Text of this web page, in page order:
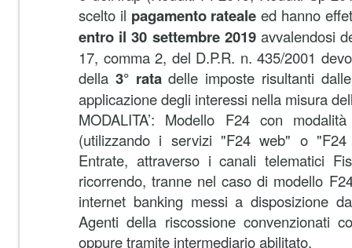
scelto il pagamento rateale ed hanno
entro il 30 settembre 2019avvalendosi
17, comma 2, del D.P.R. n. 435/2001
della 3° ratadelle imposte risultanti
applicazione degli interessi nella misura
MODALITA’: Modello F24 con modalità
(utilizzando i servizi "F24 web" o "F24
Entrate, attraverso i canali telematici
ricorrendo, tranne nel caso di modello
internet banking messi a disposizione
Agenti della riscossione convenzionati
oppure tramite intermediario abilitato.